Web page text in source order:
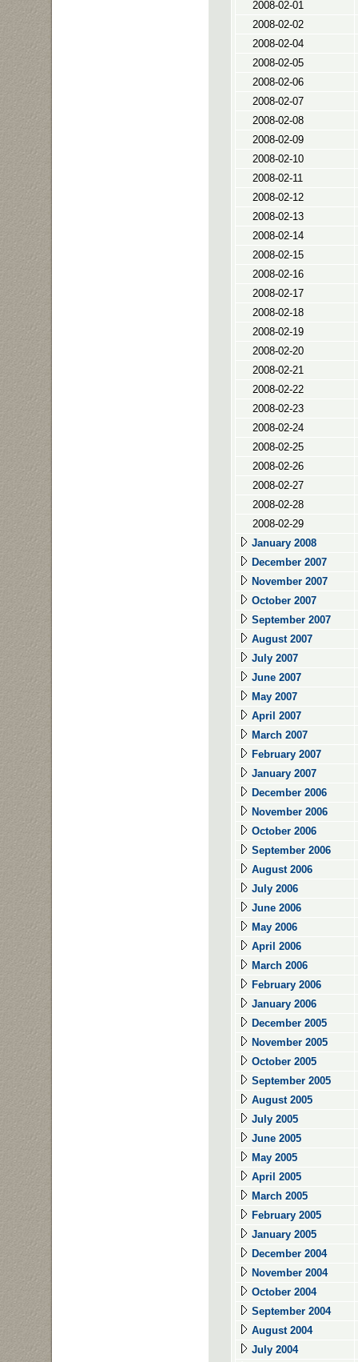
2008-02-01
2008-02-02
2008-02-04
2008-02-05
2008-02-06
2008-02-07
2008-02-08
2008-02-09
2008-02-10
2008-02-11
2008-02-12
2008-02-13
2008-02-14
2008-02-15
2008-02-16
2008-02-17
2008-02-18
2008-02-19
2008-02-20
2008-02-21
2008-02-22
2008-02-23
2008-02-24
2008-02-25
2008-02-26
2008-02-27
2008-02-28
2008-02-29
January 2008
December 2007
November 2007
October 2007
September 2007
August 2007
July 2007
June 2007
May 2007
April 2007
March 2007
February 2007
January 2007
December 2006
November 2006
October 2006
September 2006
August 2006
July 2006
June 2006
May 2006
April 2006
March 2006
February 2006
January 2006
December 2005
November 2005
October 2005
September 2005
August 2005
July 2005
June 2005
May 2005
April 2005
March 2005
February 2005
January 2005
December 2004
November 2004
October 2004
September 2004
August 2004
July 2004